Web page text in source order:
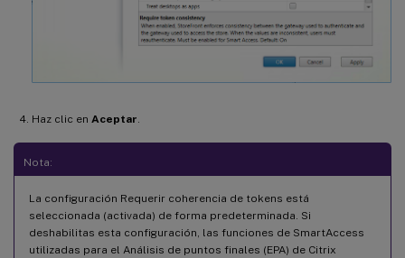
Haz clic en Aceptar.
Nota:
La configuración Requerir coherencia de tokens está
seleccionada (activada) de forma predeterminada. Si
deshabilitas esta configuración, las funciones de SmartAccess
utilizadas para el Análisis de puntos finales (EPA) de Citrix